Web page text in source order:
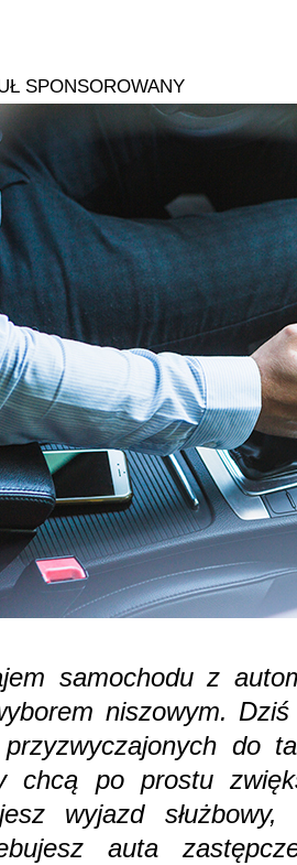
SPONSOROWANY
samochodu z
niszowym.
do
chcą po prostu
wyjazd
auta